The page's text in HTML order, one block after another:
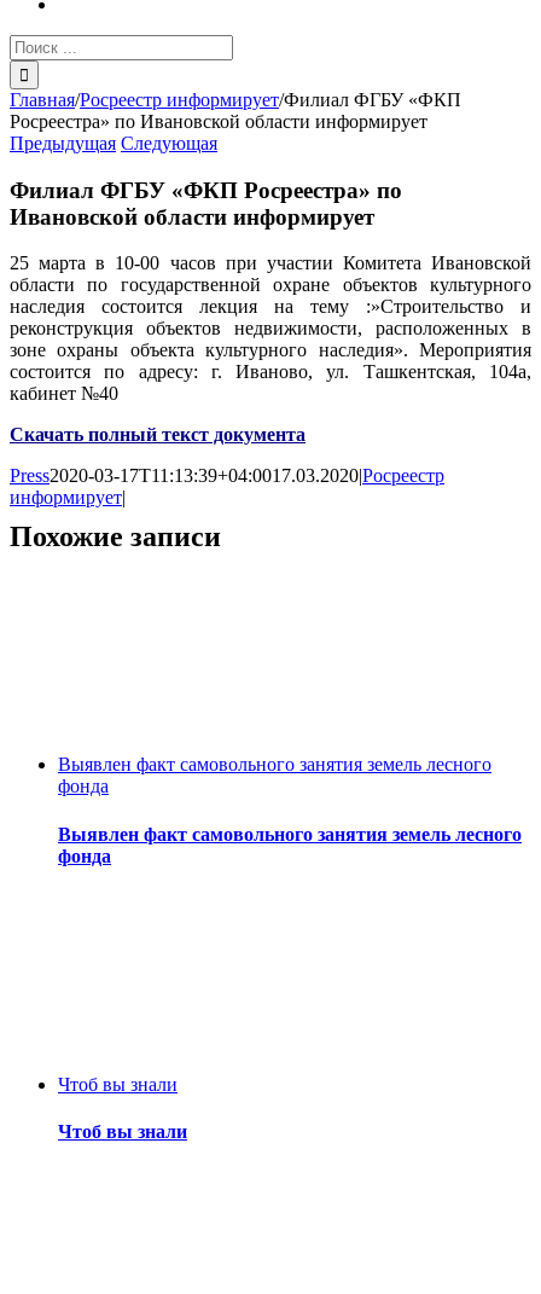
Результат
поиска:
Главная/Росреестр информирует/Филиал ФГБУ «ФКП
Росреестра» по Ивановской области информирует
Предыдущая Следующая
Филиал ФГБУ «ФКП Росреестра» по
Ивановской области информирует
25 марта в 10-00 часов при участии Комитета Ивановской
области по государственной охране объектов культурного
наследия состоится лекция на тему :»Строительство и
реконструкция объектов недвижимости, расположенных в
зоне охраны объекта культурного наследия». Мероприятия
состоится по адресу: г. Иваново, ул. Ташкентская, 104а,
кабинет №40
Скачать полный текст документа
Press2020-03-17T11:13:39+04:0017.03.2020|Росреестр
информирует|
Похожие записи
Выявлен факт самовольного занятия земель лесного
фонда
Выявлен факт самовольного занятия земель лесного
фонда
Чтоб вы знали
Чтоб вы знали